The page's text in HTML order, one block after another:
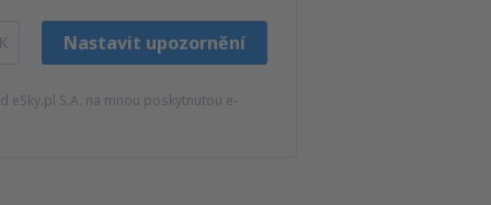
Nastavit upozornění
S.A. na mnou poskytnutou e-